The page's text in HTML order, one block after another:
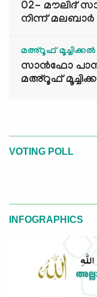
02- മൗലിദ്
നിന്ന് മലബാർ
മഅ്റൂഫ് മൂച്ചിക്കല്‍
സാൻഫോ
മഅ്റൂഫ്
VOTING POLL
INFOGRAPHICS